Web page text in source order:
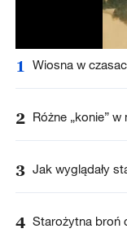
1 Wiosna w
2 Różne „konie” w
3 Jak wyglądały
4 Starożytna broń